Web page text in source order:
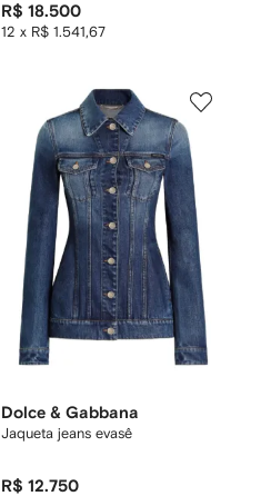
R$ 18.500
12 x R$ 1.541,67
Dolce & Gabbana
Jaqueta jeans evasê
R$ 12.750